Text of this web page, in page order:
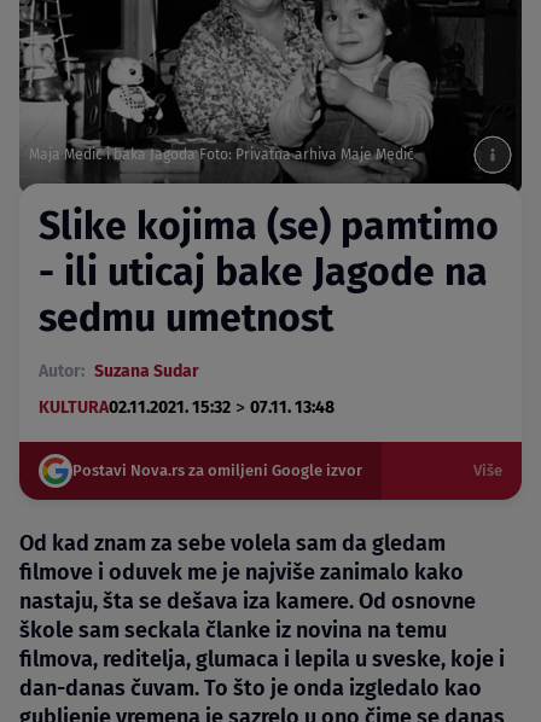
Maja Medić i baka Jagoda Foto: Privatna arhiva Maje Medić
Slike kojima (se) pamtimo
- ili uticaj bake Jagode na
sedmu umetnost
Autor: Suzana Sudar
KULTURA02.11.2021. 15:32 > 07.11. 13:48
Postavi Nova.rs za omiljeni Google izvor Više
Od kad znam za sebe volela sam da gledam
filmove i oduvek me je najviše zanimalo kako
nastaju, šta se dešava iza kamere. Od osnovne
škole sam seckala članke iz novina na temu
filmova, reditelja, glumaca i lepila u sveske, koje i
dan-danas čuvam. To što je onda izgledalo kao